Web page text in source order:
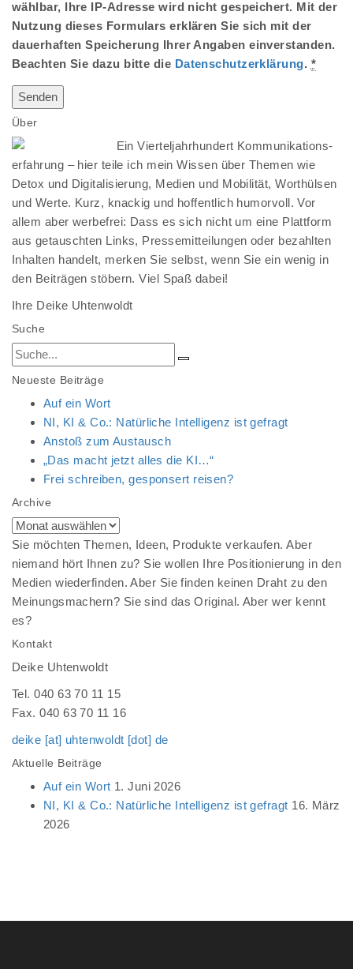
wählbar, Ihre IP-Adresse wird nicht gespeichert. Mit der
Nutzung dieses Formulars erklären Sie sich mit der
dauerhaften Speicherung Ihrer Angaben einverstanden.
Beachten Sie dazu bitte die Datenschutzerklärung. *
Über
Ein Vierteljahrhundert Kommunikations-
erfahrung – hier teile ich mein Wissen über Themen wie
Detox und Digitalisierung, Medien und Mobilität, Worthülsen
und Werte. Kurz, knackig und hoffentlich humorvoll. Vor
allem aber werbefrei: Dass es sich nicht um eine Plattform
aus getauschten Links, Pressemitteilungen oder bezahlten
Inhalten handelt, merken Sie selbst, wenn Sie ein wenig in
den Beiträgen stöbern. Viel Spaß dabei!
Ihre Deike Uhtenwoldt
Suche
Neueste Beiträge
Auf ein Wort
NI, KI & Co.: Natürliche Intelligenz ist gefragt
Anstoß zum Austausch
„Das macht jetzt alles die KI…“
Frei schreiben, gesponsert reisen?
Archive
Archive
Sie möchten Themen, Ideen, Produkte verkaufen. Aber
niemand hört Ihnen zu? Sie wollen Ihre Positionierung in den
Medien wiederfinden. Aber Sie finden keinen Draht zu den
Meinungsmachern? Sie sind das Original. Aber wer kennt
es?
Kontakt
Deike Uhtenwoldt
Tel. 040 63 70 11 15
Fax. 040 63 70 11 16
deike [at] uhtenwoldt [dot] de
Aktuelle Beiträge
Auf ein Wort 1. Juni 2026
NI, KI & Co.: Natürliche Intelligenz ist gefragt 16. März
2026